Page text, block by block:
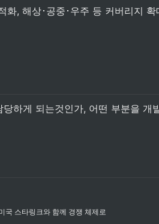
화, 해상･공중･우주 등 커버리지
하게 되는것인가, 어떤 부분을 개
국 스타링크와 함께 경쟁 체제로